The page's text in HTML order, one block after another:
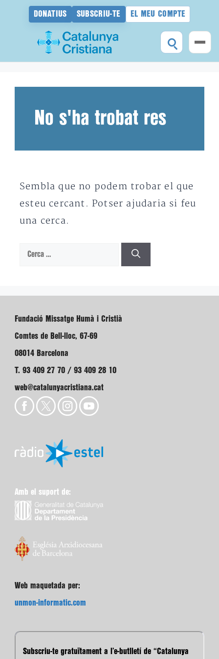
DONATIUS SUBSCRIU-TE EL MEU COMPTE
No s'ha trobat res
Sembla que no podem trobar el que
esteu cercant. Potser ajudaria si feu
una cerca.
Cerca:
Fundació Missatge Humà i Cristià
Comtes de Bell-lloc, 67-69
08014 Barcelona
T. 93 409 27 70 / 93 409 28 10
web@catalunyacristiana.cat
Amb el suport de:
Web maquetada per:
unmon-informatic.com
Subscriu-te gratuïtament a l’e-butlletí de “Catalunya